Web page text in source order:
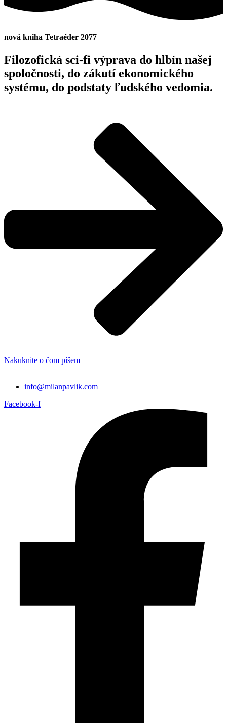
nová kniha Tetraéder 2077
Filozofická sci-fi výprava do hlbín našej
spoločnosti, do zákutí ekonomického
systému, do podstaty ľudského vedomia.
Nakuknite o čom píšem
info@milanpavlik.com
Facebook-f